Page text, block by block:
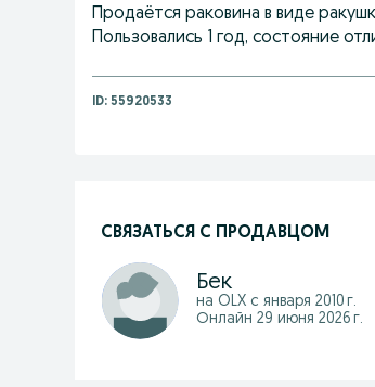
Продаётся раковина в виде
Пользовались 1 год, состояние
ID: 55920533
СВЯЗАТЬСЯ С ПРОДАВЦОМ
Бек
на OLX с января 2010 г.
Онлайн 29 июня 2026 г.